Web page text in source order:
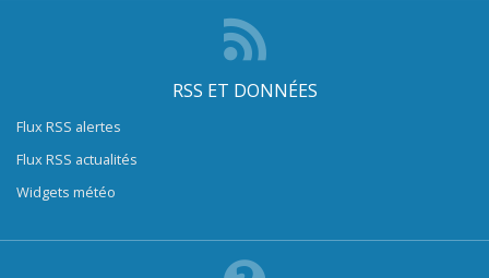
RSS ET DONNÉES
Flux RSS alertes
Flux RSS actualités
Widgets météo